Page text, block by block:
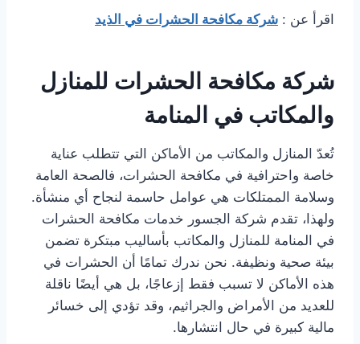
اقرأ عن : شركة مكافحة الحشرات في الذيد
شركة مكافحة الحشرات للمنازل
والمكاتب في المنامة
تُعدّ المنازل والمكاتب من الأماكن التي تتطلب عناية
خاصة واحترافية في مكافحة الحشرات، فالصحة العامة
وسلامة الممتلكات هي عوامل حاسمة لنجاح أي منشأة.
ولهذا، تقدم شركة الجسور خدمات مكافحة الحشرات
في المنامة للمنازل والمكاتب بأساليب مبتكرة تضمن
بيئة صحية ونظيفة. نحن ندرك تمامًا أن الحشرات في
هذه الأماكن لا تسبب فقط إزعاجًا، بل هي أيضًا ناقلة
للعديد من الأمراض والجراثيم، وقد تؤدي إلى خسائر
مالية كبيرة في حال انتشارها.